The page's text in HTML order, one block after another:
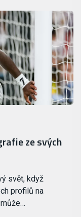
ze svých
svět, když
profilů na